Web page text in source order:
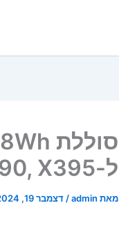
ל-ThinkPad X13, X390, X395
מאת admin
/ דצמבר 19, 2024